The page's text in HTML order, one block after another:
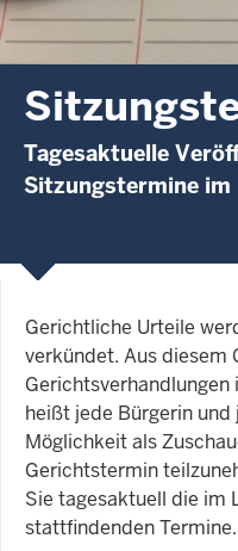
Tagesaktuelle
Sitzungstermine im
Gerichtliche Urteile
verkündet. Aus diesem
heißt jede Bürgerin
Möglichkeit als
Gerichtstermin
Sie tagesaktuell die im
stattfindenden Termine.